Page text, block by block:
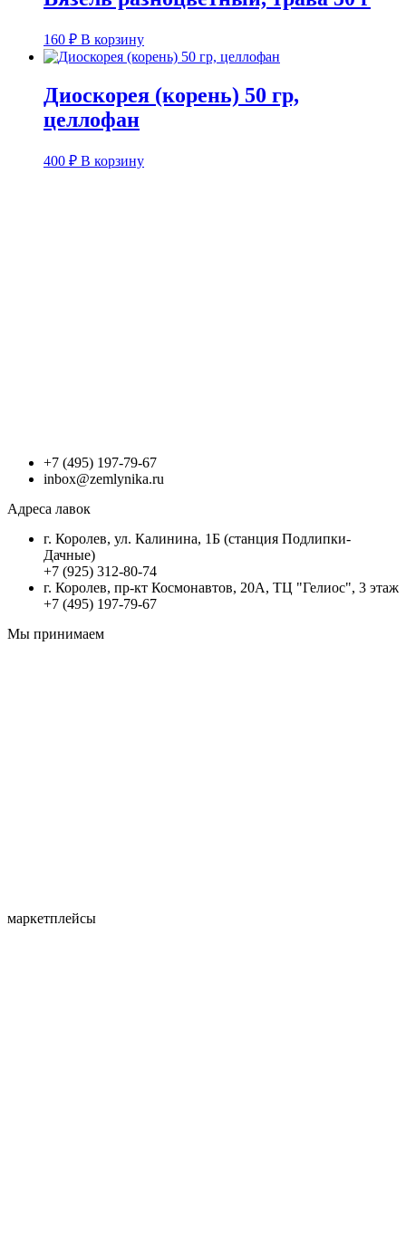
160 ₽ В корзину
Диоскорея (корень) 50 гр,
целлофан
400 ₽ В корзину
+7 (495) 197-79-67
inbox@zemlynika.ru
Адреса лавок
г. Королев, ул. Калинина, 1Б (станция Подлипки-
Дачные)
+7 (925) 312-80-74
г. Королев, пр-кт Космонавтов, 20А, ТЦ "Гелиос", 3 этаж
+7 (495) 197-79-67
Мы принимаем
маркетплейсы